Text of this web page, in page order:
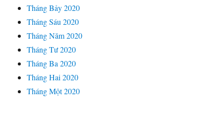
Tháng Bảy 2020
Tháng Sáu 2020
Tháng Năm 2020
Tháng Tư 2020
Tháng Ba 2020
Tháng Hai 2020
Tháng Một 2020